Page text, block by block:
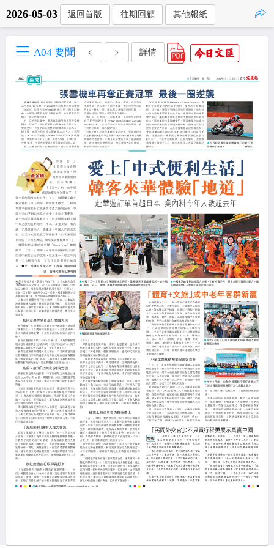
2026-05-03 返回首版 往期回顧 其他報紙
A04 要聞 詳情